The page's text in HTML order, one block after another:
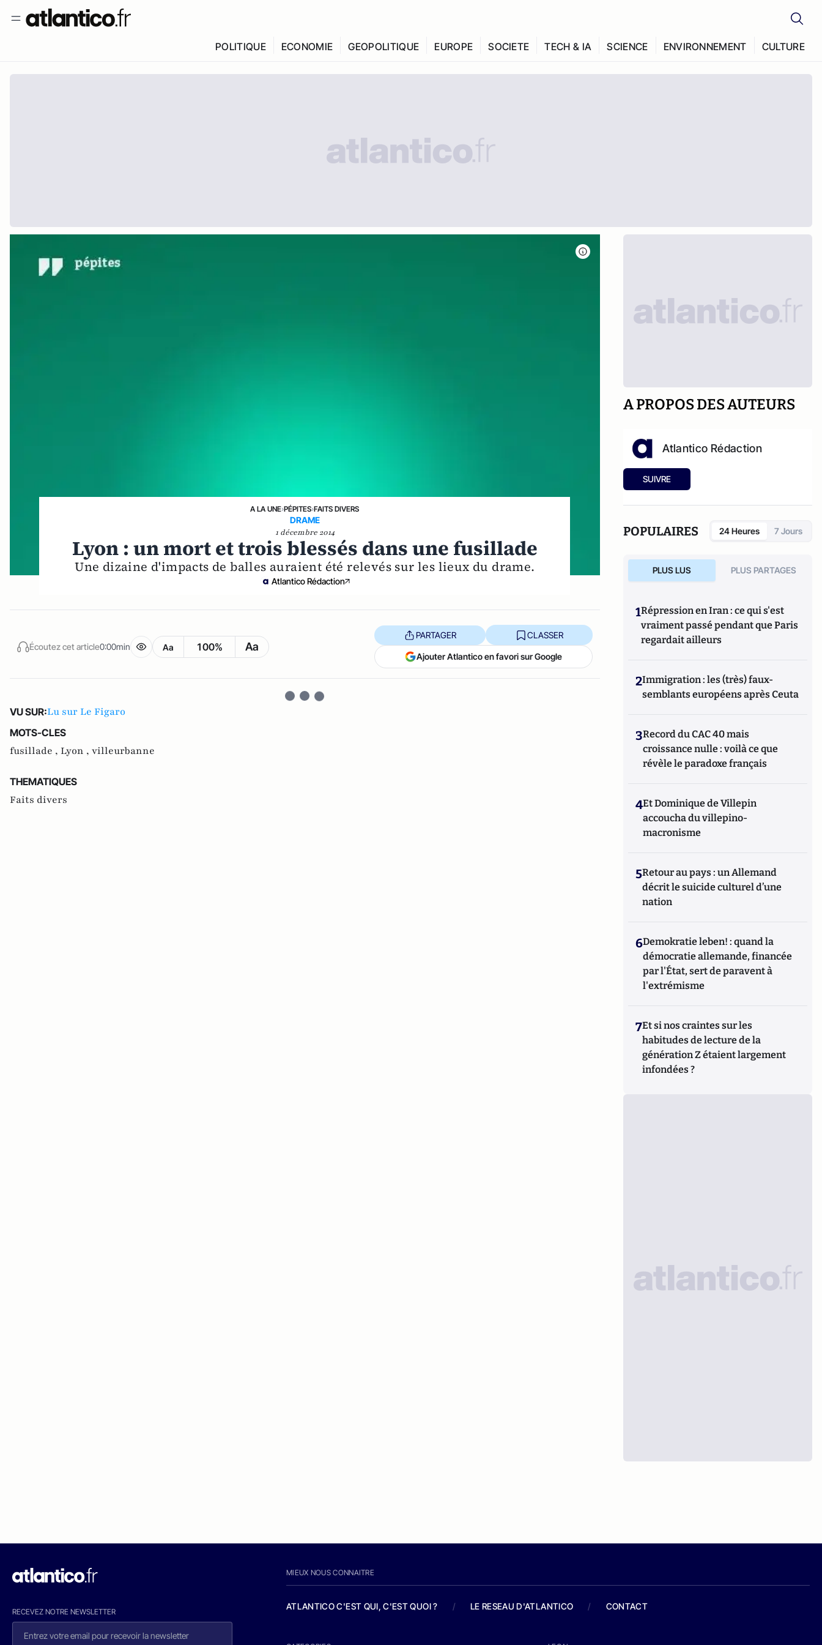
POLITIQUE ECONOMIE GEOPOLITIQUE EUROPE SOCIETE TECH & IA SCIENCE ENVIRONNEMENT CULTURE
A LA UNE›PÉPITES›FAITS DIVERS
DRAME
1 décembre 2014
Lyon : un mort et trois blessés dans une fusillade
Une dizaine d'impacts de balles auraient été relevés sur les lieux du drame.
Atlantico Rédaction
Écoutez cet article0:00min Aa 100% Aa
PARTAGER CLASSER
Ajouter Atlantico en favori sur Google
VU SUR:Lu sur Le Figaro
MOTS-CLES
fusillade , Lyon , villeurbanne
THEMATIQUES
Faits divers
A PROPOS DES AUTEURS
Atlantico Rédaction
SUIVRE
POPULAIRES 24 Heures 7 Jours
PLUS LUS PLUS PARTAGES
1Répression en Iran : ce qui s'est
vraiment passé pendant que Paris
regardait ailleurs
2Immigration : les (très) faux-
semblants européens après Ceuta
3Record du CAC 40 mais
croissance nulle : voilà ce que
révèle le paradoxe français
4Et Dominique de Villepin
accoucha du villepino-
macronisme
5Retour au pays : un Allemand
décrit le suicide culturel d’une
nation
6Demokratie leben! : quand la
démocratie allemande, financée
par l'État, sert de paravent à
l'extrémisme
7Et si nos craintes sur les
habitudes de lecture de la
génération Z étaient largement
infondées ?
RECEVEZ NOTRE NEWSLETTER
MIEUX NOUS CONNAITRE
ATLANTICO C'EST QUI, C'EST QUOI ? / LE RESEAU D'ATLANTICO / CONTACT